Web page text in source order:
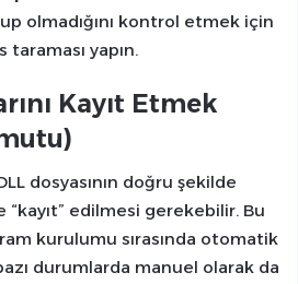
olmadığını kontrol etmek için
taraması yapın.
Kayıt Etmek
dosyasının doğru şekilde
“kayıt” edilmesi gerekebilir. Bu
kurulumu sırasında otomatik
durumlarda manuel olarak da